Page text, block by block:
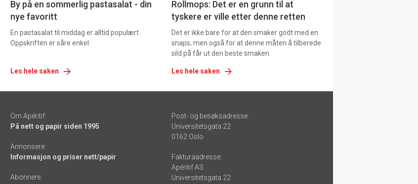
By på en sommerlig pastasalat - din
nye favoritt
En pastasalat til middag er alltid populært.
Oppskriften er såre enkel.
Les hele saken
Rollmops: Det er en grunn til at
tyskere er ville etter denne retten
Det er ikke bare for at den smaker godt med en
snaps, men også for at denne måten å tilberede
sild på får ut den beste smaken.
Les hele saken
Om Apéritif:
På nett og papir siden 1995
Annonsere:
Informasjon og priser nett/papir
Abonnere:
Post- og besøksadresse:
Universitetsgata 22
0162 Oslo
Fakturaadresse:
Apéritif AS
Universitetsgata 22